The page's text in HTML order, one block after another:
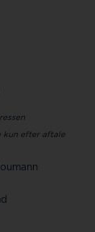
kun efter aftale